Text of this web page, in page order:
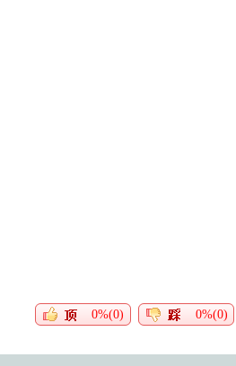
0%(0) 0%(0)